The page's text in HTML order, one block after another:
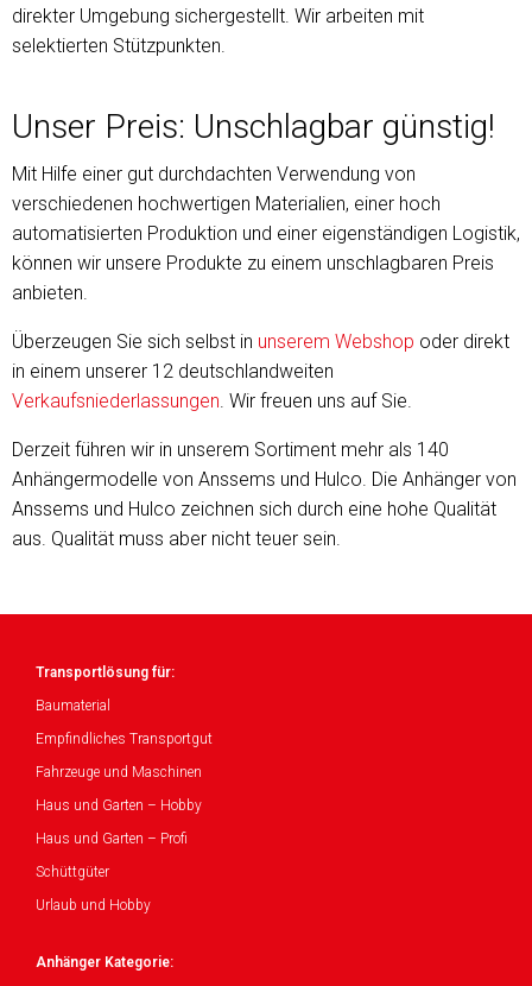
direkter Umgebung sichergestellt. Wir arbeiten mit
selektierten Stützpunkten.
Unser Preis: Unschlagbar günstig!
Mit Hilfe einer gut durchdachten Verwendung von
verschiedenen hochwertigen Materialien, einer hoch
automatisierten Produktion und einer eigenständigen Logistik,
können wir unsere Produkte zu einem unschlagbaren Preis
anbieten.
Überzeugen Sie sich selbst in unserem Webshop oder direkt
in einem unserer 12 deutschlandweiten
Verkaufsniederlassungen. Wir freuen uns auf Sie.
Derzeit führen wir in unserem Sortiment mehr als 140
Anhängermodelle von Anssems und Hulco. Die Anhänger von
Anssems und Hulco zeichnen sich durch eine hohe Qualität
aus. Qualität muss aber nicht teuer sein.
Transportlösung für:
Baumaterial
Empfindliches Transportgut
Fahrzeuge und Maschinen
Haus und Garten – Hobby
Haus und Garten – Profi
Schüttgüter
Urlaub und Hobby
Anhänger Kategorie: